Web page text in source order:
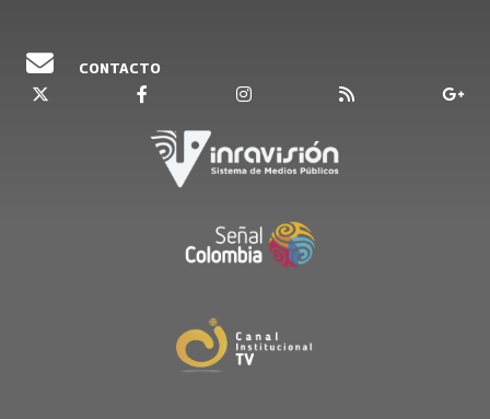
CONTACTO